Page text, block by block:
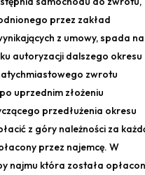
przez zakład
z umowy, spada na
autoryzacji dalszego okresu
zwrotu
uprzednim złożeniu
przedłużenia okresu
z góry należności za
przez najemcę. W
najmu która została